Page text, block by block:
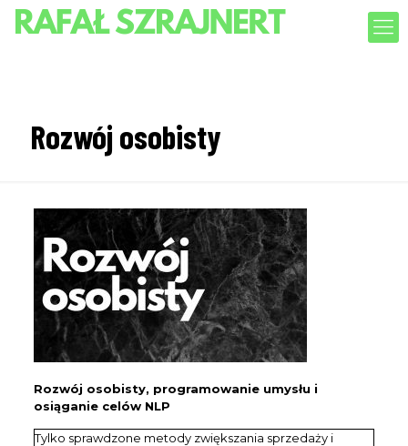
Rozwój osobisty
Rozwój osobisty, programowanie umysłu i
osiąganie celów NLP
Tylko sprawdzone metody zwiększania sprzedaży i